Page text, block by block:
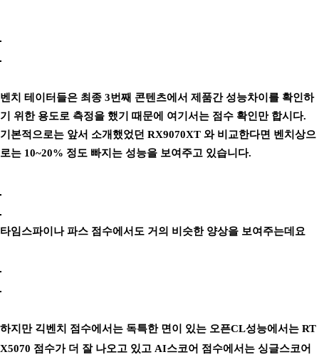
벤치 테이터들은 최종 3번째 콘텐츠에서 제품간 성능차이를 확인하
기 위한 용도로 측정을 했기 때문에 여기서는 점수 확인만 합시다.
기본적으로는 앞서 소개했었던 RX9070XT 와 비교한다면 벤치상으
로는 10~20% 정도 빠지는 성능을 보여주고 있습니다.
타임스파이나 파스 점수에서도 거의 비슷한 양상을 보여주는데요
하지만 긱벤치 점수에서는 독특한 면이 있는 오픈CL성능에서는 RT
X5070 점수가 더 잘 나오고 있고 AI스코어 점수에서는 싱글스코어